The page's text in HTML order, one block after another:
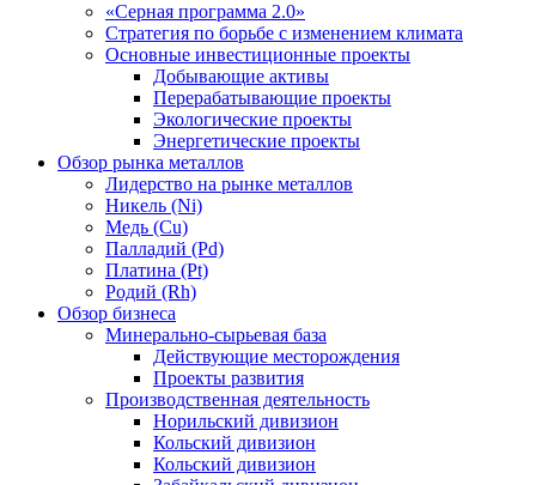
«Серная программа 2.0»
Стратегия по борьбе с изменением климата
Основные инвестиционные проекты
Добывающие активы
Перерабатывающие проекты
Экологические проекты
Энергетические проекты
Обзор рынка металлов
Лидерство на рынке металлов
Никель (Ni)
Медь (Cu)
Палладий (Pd)
Платина (Pt)
Родий (Rh)
Обзор бизнеса
Минерально-сырьевая база
Действующие месторождения
Проекты развития
Производственная деятельность
Норильский дивизион
Кольский дивизион
Кольский дивизион